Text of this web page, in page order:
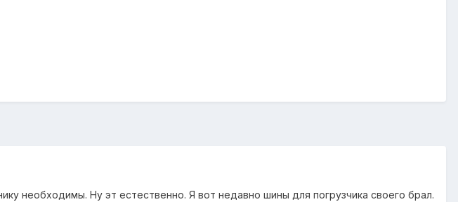
необходимы. Ну эт естественно. Я вот недавно шины для погрузчика своего брал.